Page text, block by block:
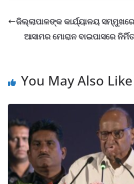
ଜିଲ୍ଲାପାଳଙ୍କ କାର୍ଯ୍ୟାଳୟ ସମ୍ମୁଖରେ
ଆସାମର ମୋରାନ ବାଇପାସରେ
You May Also Like